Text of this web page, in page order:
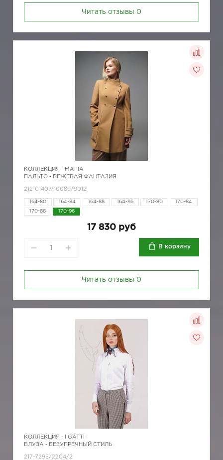
Читать отзывы 0
КОЛЛЕКЦИЯ - MAFIA
ПАЛЬТО - БЕЖЕВАЯ ФАНТАЗИЯ
212-01407/10089/9012
164-80 164-84 164-88 164-96 170-80 170-84
170-88 170-96
17 830 руб
В корзину
Читать отзывы 0
КОЛЛЕКЦИЯ -
I GATTI
БЛУЗА - БЕЗУПРЕЧНЫЙ СТИЛЬ
217-7295/2204/2